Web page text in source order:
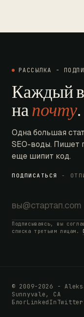
РАССЫЛКА -
Каждый
напочту.
Одна большая
SEO-воды. Пишет
еще шипит код.
ПОДПИСАТЬСЯ -
Подписываясь, вы
списка третьим лицам.
© 2009-2026 -
Sunnyvale, CA
БлогLinkedInTwitter